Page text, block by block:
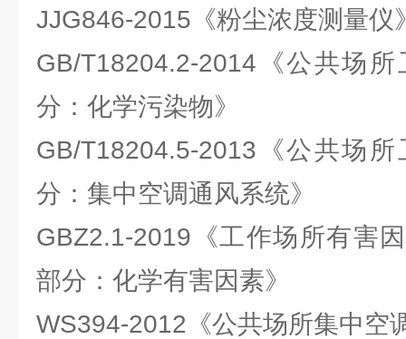
JJG846-2015《粉尘浓度测量仪
GB/T18204.2-2014《公共场
分：化学污染物》
GB/T18204.5-2013《公共场
分：集中空调通风系统》
GBZ2.1-2019《工作场所有害
部分：化学有害因素》
WS394-2012《公共场所集中空